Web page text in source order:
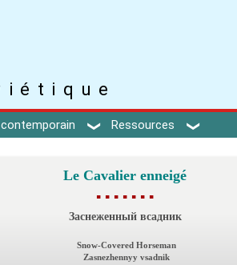
Ressources
Le Cavalier enneigé
▪ ▪ ▪ ▪ ▪ ▪ ▪
Заснеженный всадник
Snow-Covered Horseman
Zasnezhennyy vsadnik